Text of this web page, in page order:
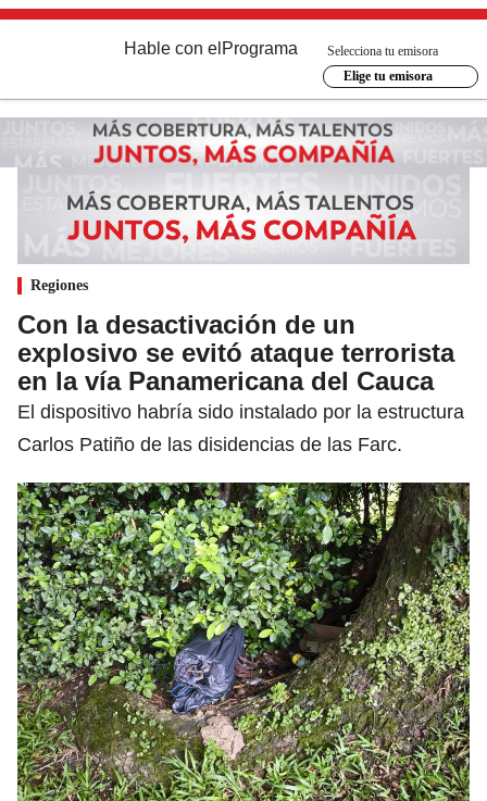
Hable con el Programa
Selecciona tu emisora
Elige tu emisora
Regiones
Con la desactivación de un
explosivo se evitó ataque terrorista
en la vía Panamericana del Cauca
El dispositivo habría sido instalado por la estructura
Carlos Patiño de las disidencias de las Farc.